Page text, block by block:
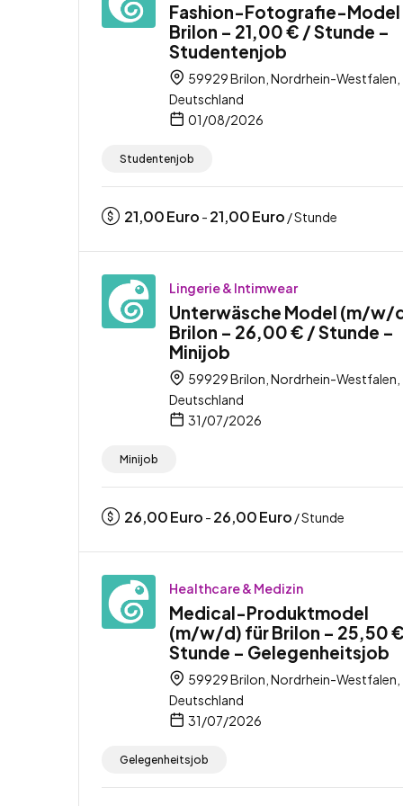
Fashion-Fotografie-Model
Brilon – 21,00 € / Stunde –
Studentenjob
59929 Brilon, Nordrhein-Westfalen,
Deutschland
01/08/2026
Studentenjob
21,00Euro - 21,00Euro / Stunde
Lingerie & Intimwear
Unterwäsche Model (m/w/
Brilon – 26,00 € / Stunde –
Minijob
59929 Brilon, Nordrhein-Westfalen,
Deutschland
31/07/2026
Minijob
26,00Euro - 26,00Euro / Stunde
Healthcare & Medizin
Medical-Produktmodel
(m/w/d) für Brilon – 25,50
Stunde – Gelegenheitsjob
59929 Brilon, Nordrhein-Westfalen,
Deutschland
31/07/2026
Gelegenheitsjob